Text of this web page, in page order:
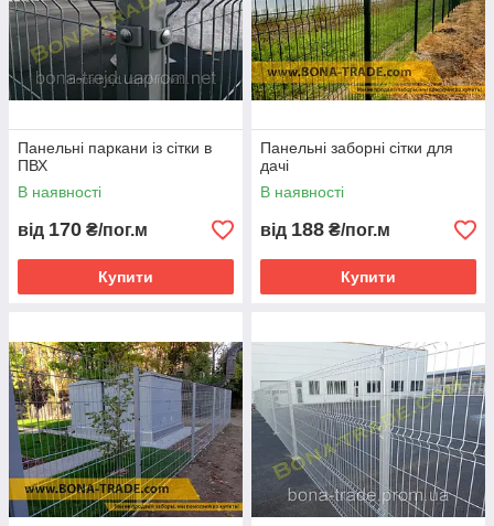
Панельні паркани із сітки в
ПВХ
В наявності
від 170 ₴/пог.м
Купити
Панельні заборні сітки для
дачі
В наявності
від 188 ₴/пог.м
Купити